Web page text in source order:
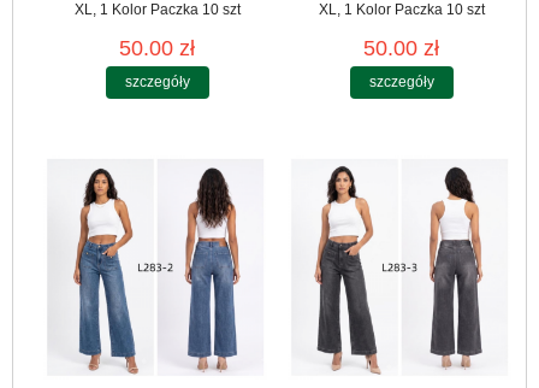
XL, 1 Kolor Paczka 10 szt
50.00 zł
szczegóły
XL, 1 Kolor Paczka 10 szt
50.00 zł
szczegóły